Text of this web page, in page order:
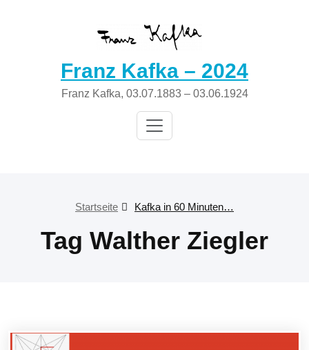
Franz Kafka – 2024
Franz Kafka, 03.07.1883 – 03.06.1924
Startseite Kafka in 60 Minuten…
Tag Walther Ziegler